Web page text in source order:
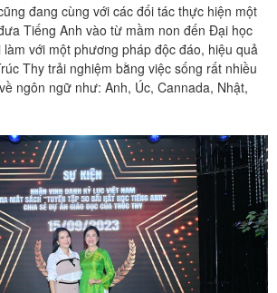
đang cùng với các đối tác thực hiện một
Tiếng Anh vào từ mầm non đến Đại học
với một phương pháp độc đáo, hiệu quả
Thy trải nghiệm bằng việc sống rất nhiều
ngôn ngữ như: Anh, Úc, Cannada, Nhật,